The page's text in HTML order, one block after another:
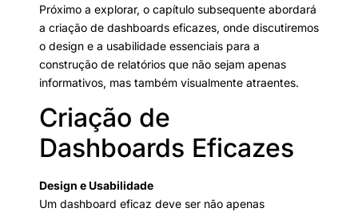
Próximo a explorar, o capítulo subsequente abordará
a criação de dashboards eficazes, onde discutiremos
o design e a usabilidade essenciais para a
construção de relatórios que não sejam apenas
informativos, mas também visualmente atraentes.
Criação de
Dashboards Eficazes
Design e Usabilidade
Um dashboard eficaz deve ser não apenas